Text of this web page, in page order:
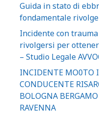
Guida in stato di
fondamentale
Incidente con
rivolgersi per
– Studio Legale
INCIDENTE MO0TO
CONDUCENTE
BOLOGNA
RAVENNA